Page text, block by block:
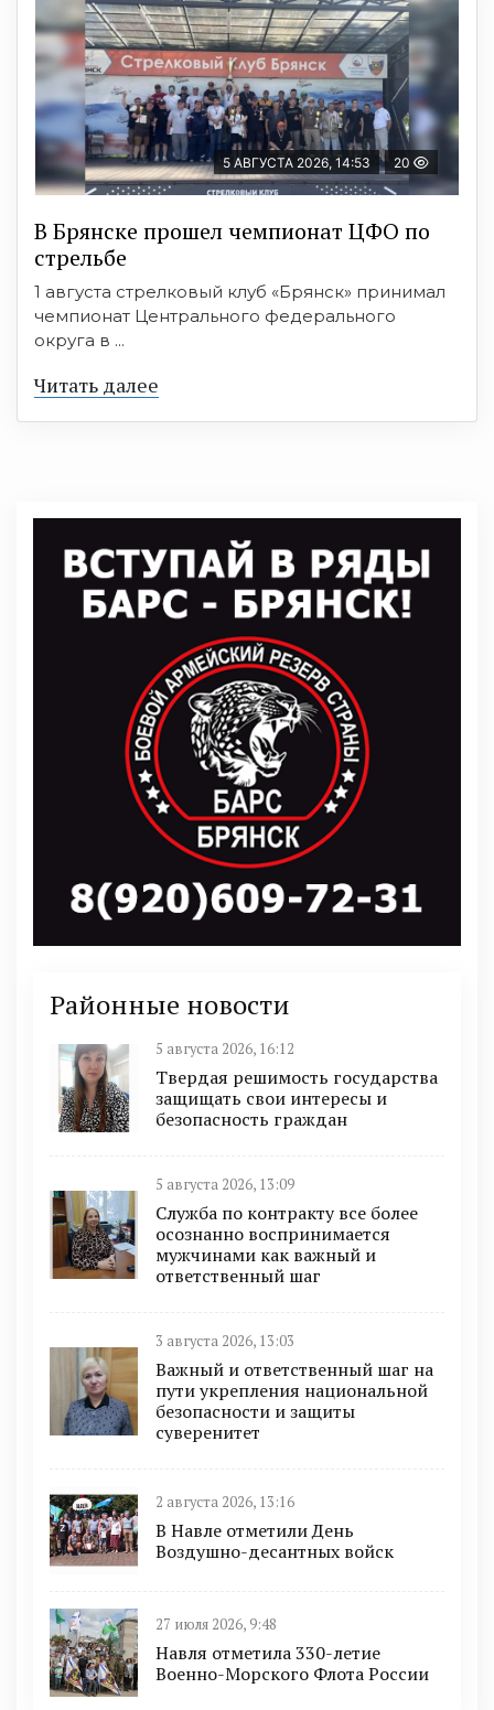
5 АВГУСТА 2026, 14:53 20
В Брянске прошел чемпионат ЦФО по
стрельбе
1 августа стрелковый клуб «Брянск» принимал
чемпионат Центрального федерального
округа в ...
Читать далее
Районные новости
5 августа 2026, 16:12
Твердая решимость государства
защищать свои интересы и
безопасность граждан
5 августа 2026, 13:09
Служба по контракту все более
осознанно воспринимается
мужчинами как важный и
ответственный шаг
3 августа 2026, 13:03
Важный и ответственный шаг на
пути укрепления национальной
безопасности и защиты
суверенитет
2 августа 2026, 13:16
В Навле отметили День
Воздушно-десантных войск
27 июля 2026, 9:48
Навля отметила 330-летие
Военно-Морского Флота России